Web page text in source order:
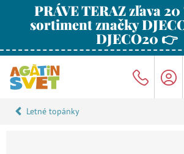
PRÁVE TERAZ zľava 20
sortiment značky
DJECO20 👉
Letné topánky